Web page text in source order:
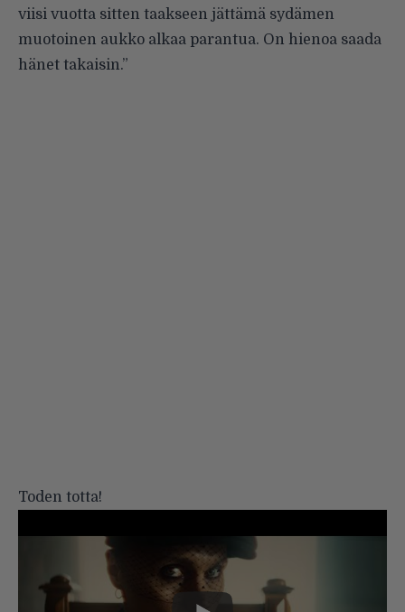
viisi vuotta sitten taakseen jättämä sydämen
muotoinen aukko alkaa parantua. On hienoa saada
hänet takaisin.”
Toden totta!